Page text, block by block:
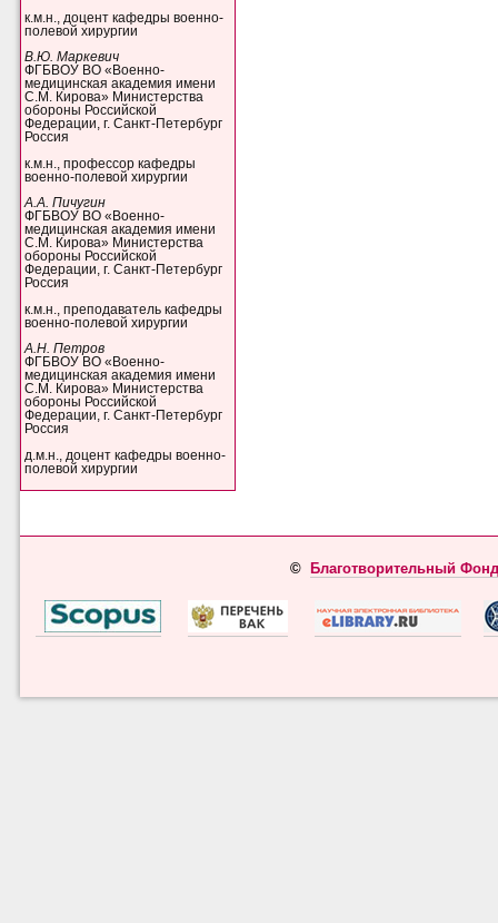
к.м.н., доцент кафедры военно-
полевой хирургии
В.Ю. Маркевич
ФГБВОУ ВО «Военно-
медицинская академия имени
С.М. Кирова» Министерства
обороны Российской
Федерации, г. Санкт-Петербург
Россия
к.м.н., профессор кафедры
военно-полевой хирургии
А.А. Пичугин
ФГБВОУ ВО «Военно-
медицинская академия имени
С.М. Кирова» Министерства
обороны Российской
Федерации, г. Санкт-Петербург
Россия
к.м.н., преподаватель кафедры
военно-полевой хирургии
А.Н. Петров
ФГБВОУ ВО «Военно-
медицинская академия имени
С.М. Кирова» Министерства
обороны Российской
Федерации, г. Санкт-Петербург
Россия
д.м.н., доцент кафедры военно-
полевой хирургии
© Благотворительный